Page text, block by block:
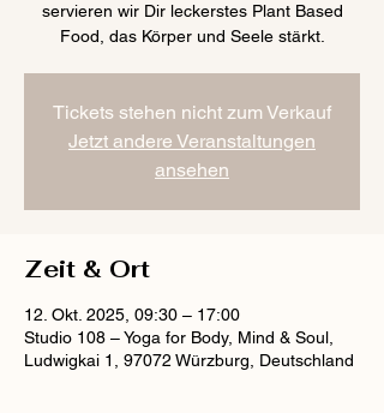
servieren wir Dir leckerstes Plant Based
Food, das Körper und Seele stärkt.
Tickets stehen nicht zum Verkauf
Jetzt andere Veranstaltungen
ansehen
Zeit & Ort
12. Okt. 2025, 09:30 – 17:00
Studio 108 – Yoga for Body, Mind & Soul,
Ludwigkai 1, 97072 Würzburg, Deutschland